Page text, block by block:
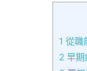
1 從職
2 早期